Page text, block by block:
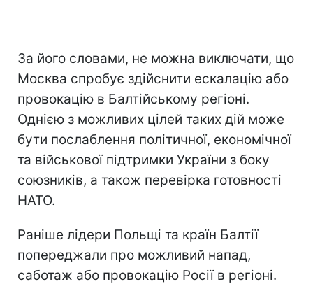
За його словами, не можна виключати, що
Москва спробує здійснити ескалацію або
провокацію в Балтійському регіоні.
Однією з можливих цілей таких дій може
бути послаблення політичної, економічної
та військової підтримки України з боку
союзників, а також перевірка готовності
НАТО.
Раніше лідери Польщі та країн Балтії
попереджали про можливий напад,
саботаж або провокацію Росії в регіоні.